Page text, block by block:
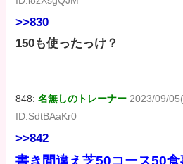
>>830
150も使ったっけ？
848:名無しのトレーナー 2023/09/
ID:SdtBAaKr0
>>842
書き間違え芝50コース50